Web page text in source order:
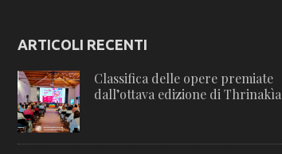
ARTICOLI RECENTI
Classifica delle opere premiate
dall’ottava edizione di Thrinakìa